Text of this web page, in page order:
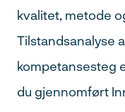
kvalitet, metode
Tilstandsanalyse
kompetansesteg
du gjennomført